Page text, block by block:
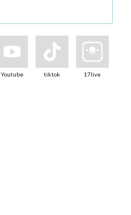
Youtube tiktok 17live